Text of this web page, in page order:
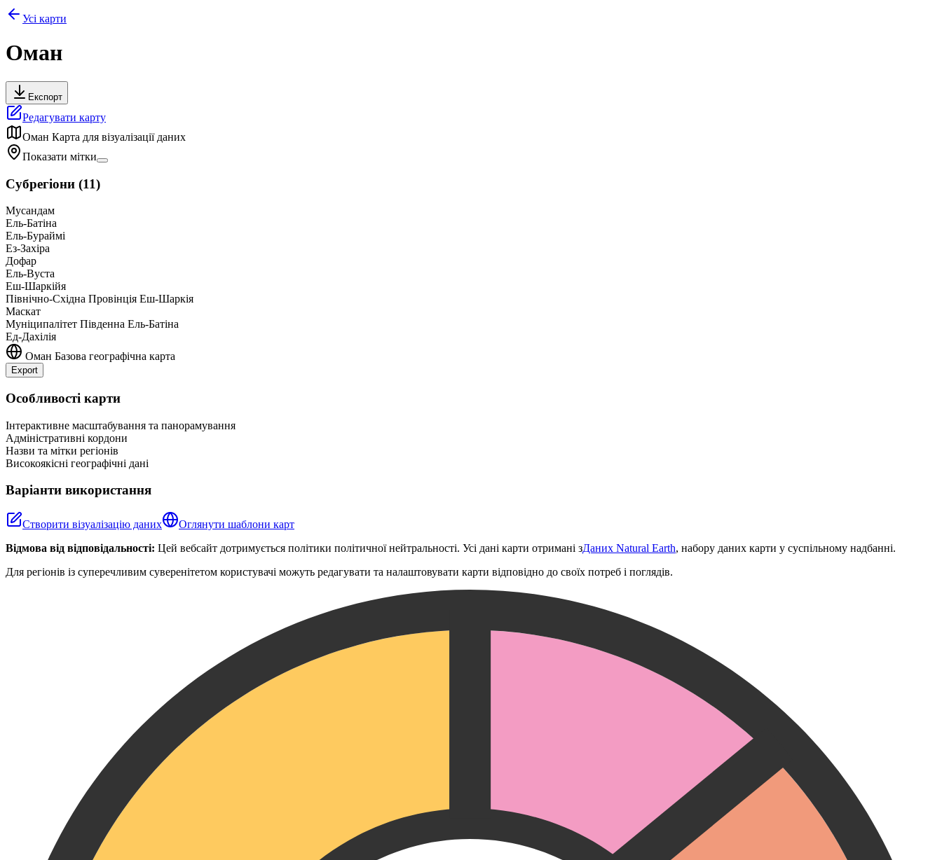
Усі карти
Оман
Експорт
Редагувати карту
Оман Карта для візуалізації даних
Показати мітки
Субрегіони (11)
Мусандам
Ель-Батіна
Ель-Бураймі
Ез-Захіра
Дофар
Ель-Вуста
Еш-Шаркійя
Північно-Східна Провінція Еш-Шаркія
Маскат
Муніципалітет Південна Ель-Батіна
Ед-Дахілія
Оман Базова географічна карта
Export
+
Особливості карти
Інтерактивне масштабування та панорамування
Адміністративні кордони
Назви та мітки регіонів
Високоякісні географічні дані
Варіанти використання
Створити візуалізацію даних
Оглянути шаблони карт
Відмова від відповідальності: Цей вебсайт дотримується політики політичної нейтральності. Усі дані карти отримані зДаних Natural Earth, набору даних карти у суспільному надбанні.
Для регіонів із суперечливим суверенітетом користувачі можуть редагувати та налаштовувати карти відповідно до своїх потреб і поглядів.